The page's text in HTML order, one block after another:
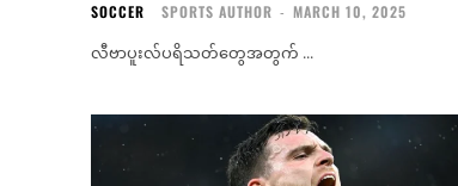
SOCCER SPORTS AUTHOR - MARCH 10, 2025
လီဗာပူးလ်ပရိသတ်တွေအတွက် ...